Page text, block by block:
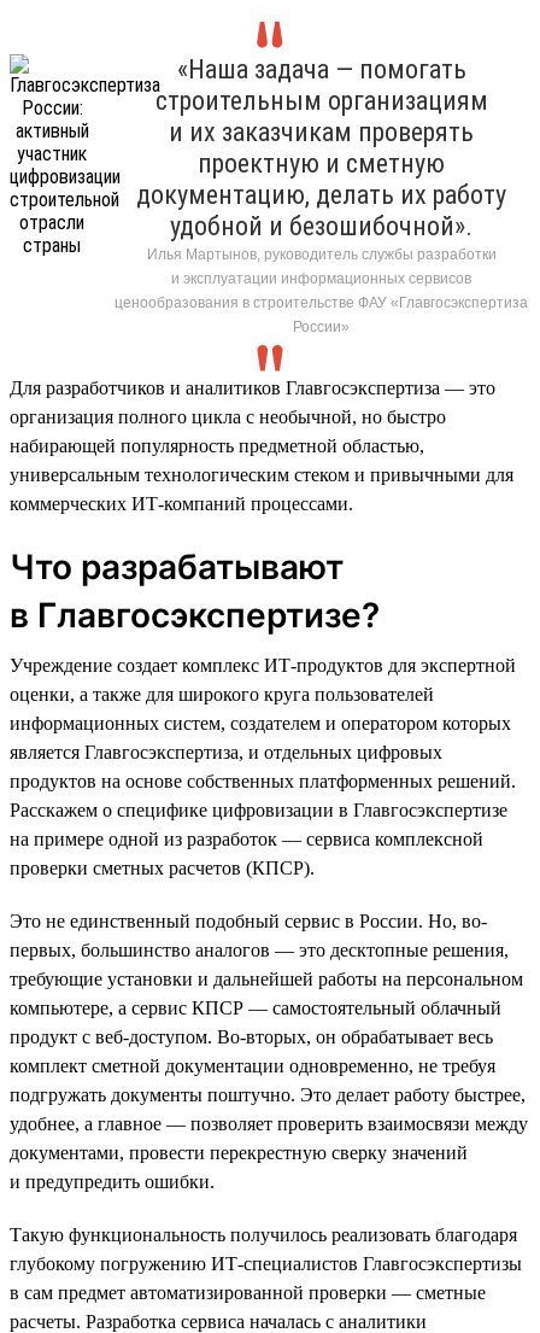
«Наша задача — помогать
строительным организациям
и их заказчикам проверять
проектную и сметную
документацию, делать их работу
удобной и безошибочной».
Илья Мартынов, руководитель службы разработки
и эксплуатации информационных сервисов
ценообразования в строительстве ФАУ «Главгосэкспертиза
России»
Для разработчиков и аналитиков Главгосэкспертиза — это
организация полного цикла с необычной, но быстро
набирающей популярность предметной областью,
универсальным технологическим стеком и привычными для
коммерческих ИТ-компаний процессами.
Что разрабатывают
в Главгосэкспертизе?
Учреждение создает комплекс ИТ-продуктов для экспертной
оценки, а также для широкого круга пользователей
информационных систем, создателем и оператором которых
является Главгосэкспертиза, и отдельных цифровых
продуктов на основе собственных платформенных решений.
Расскажем о специфике цифровизации в Главгосэкспертизе
на примере одной из разработок — сервиса комплексной
проверки сметных расчетов (КПСР).
Это не единственный подобный сервис в России. Но, во-
первых, большинство аналогов — это десктопные решения,
требующие установки и дальнейшей работы на персональном
компьютере, а сервис КПСР — самостоятельный облачный
продукт с веб-доступом. Во-вторых, он обрабатывает весь
комплект сметной документации одновременно, не требуя
подгружать документы поштучно. Это делает работу быстрее,
удобнее, а главное — позволяет проверить взаимосвязи между
документами, провести перекрестную сверку значений
и предупредить ошибки.
Такую функциональность получилось реализовать благодаря
глубокому погружению ИТ-специалистов Главгосэкспертизы
в сам предмет автоматизированной проверки — сметные
расчеты. Разработка сервиса началась с аналитики